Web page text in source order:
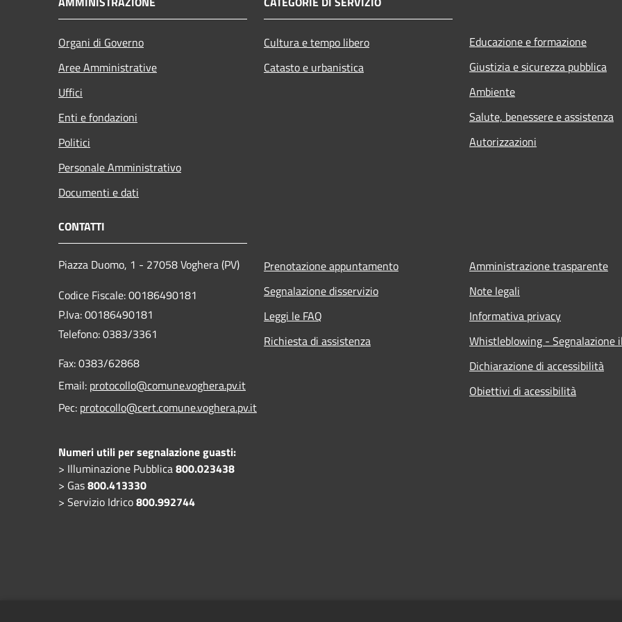
Organi di Governo
Aree Amministrative
Uffici
Enti e fondazioni
Politici
Personale Amministrativo
Documenti e dati
Cultura e tempo libero
Catasto e urbanistica
Educazione e formazione
Giustizia e sicurezza pubblica
Ambiente
Salute, benessere e assistenza
Autorizzazioni
CONTATTI
Piazza Duomo, 1 - 27058 Voghera (PV)
Codice Fiscale: 00186490181
P.Iva: 00186490181
Telefono:0383/3361
Fax:0383/62868
Email: protocollo@comune.voghera.pv.it
Pec: protocollo@cert.comune.voghera.pv.it
Numeri utili per segnalazione guasti:
> Illuminazione Pubblica800.023438
> Gas800.413330
> Servizio Idrico800.992744
Prenotazione appuntamento
Segnalazione disservizio
Leggi le FAQ
Richiesta di assistenza
Amministrazione trasparente
Note legali
Informativa privacy
Whistleblowing - Segnalazione
Dichiarazione di accessibilità
Obiettivi di acessibilità